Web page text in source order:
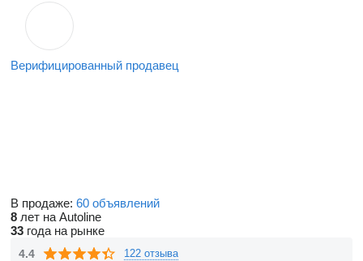
Верифицированный продавец
В продаже: 60 объявлений
8 лет на Autoline
33 года на рынке
4.4 122 отзыва